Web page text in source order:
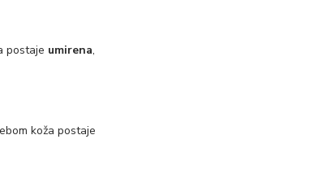
postaje umirena,
koža postaje